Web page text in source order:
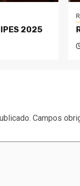
2025
Campos